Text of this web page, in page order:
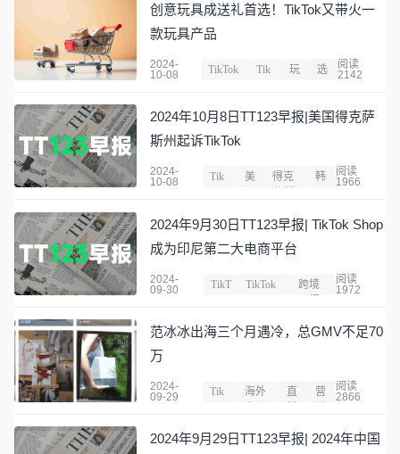
创意玩具成送礼首选！TikTok又带火一
款玩具产品
2024-
10-08
TikTok
Tik
玩
选
阅读
2142
2024年10月8日TT123早报|美国得克萨
斯州起诉TikTok
2024-
10-08
Tik
美
得克
韩
阅读
1966
2024年9月30日TT123早报| TikTok Shop
成为印尼第二大电商平台
2024-
09-30
TikT
TikTok
跨境
阅读
1972
范冰冰出海三个月遇冷，总GMV不足70
万
2024-
09-29
Tik
海外
直
营
阅读
2866
2024年9月29日TT123早报| 2024年中国